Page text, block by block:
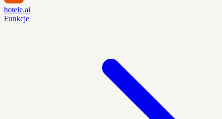
hotele.ai
Funkcje